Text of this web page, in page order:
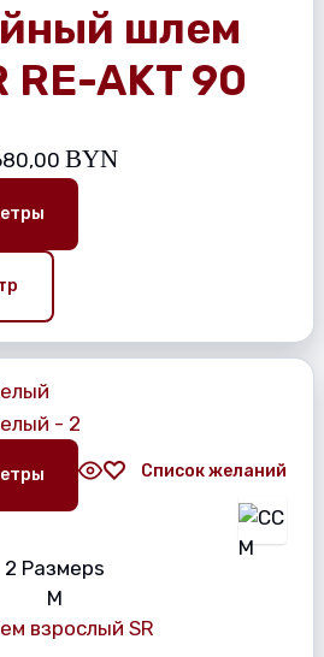
шлем
RE-AKT 90
BYN
Список желаний
2 Размерs
M
взрослый SR